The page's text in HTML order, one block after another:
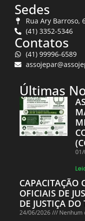
Sedes
Rua Ary Barroso,
(41) 3352-5346
Contatos
(41) 99996-6589
Últimas
CAPACITAÇÃO
OFICIAIS DE
DE JUSTIÇA DO
24/06/2026 Nenhum